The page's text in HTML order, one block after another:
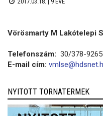
Vörösmarty M Lakótelepi
Telefonszám: 30/378-9265
E-mail cím:
NYITOTT TORNATERMEK